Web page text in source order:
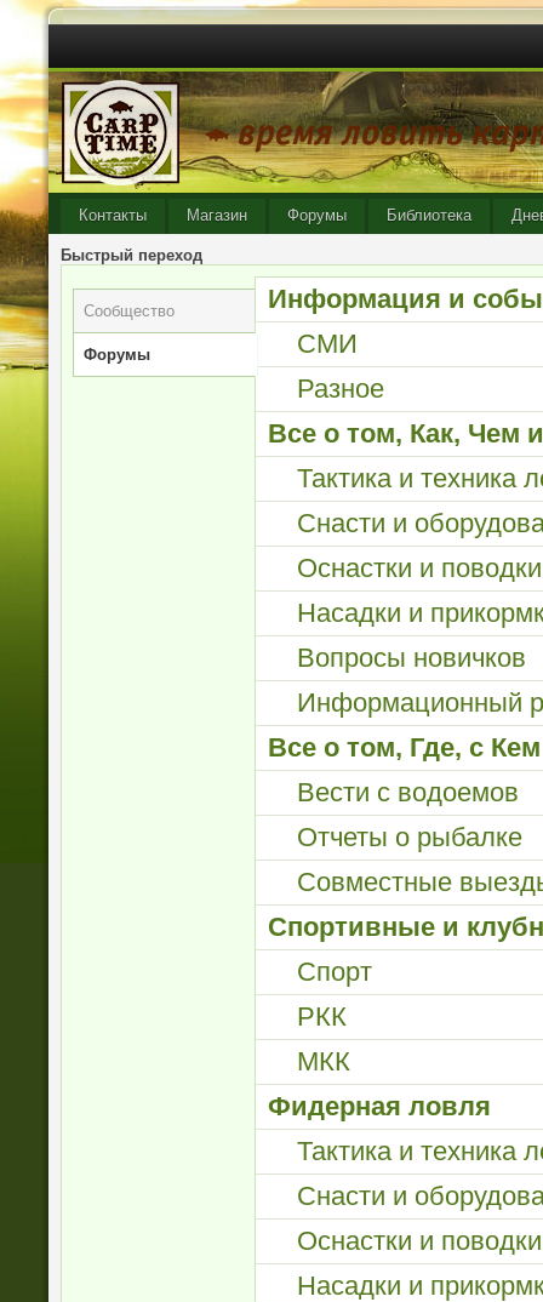
Контакты Магазин Форумы Библиотека
Быстрый переход
Сообщество
Форумы
Информация и
СМИ
Разное
Все о том, Как, Чем
Тактика и техника
Снасти и
Оснастки и поводки
Насадки и
Вопросы новичков
Информационный
Все о том, Где, с
Вести с водоемов
Отчеты о рыбалке
Совместные
Спортивные и
Спорт
РКК
МКК
Фидерная ловля
Тактика и техника
Снасти и
Оснастки и поводки
Насадки и